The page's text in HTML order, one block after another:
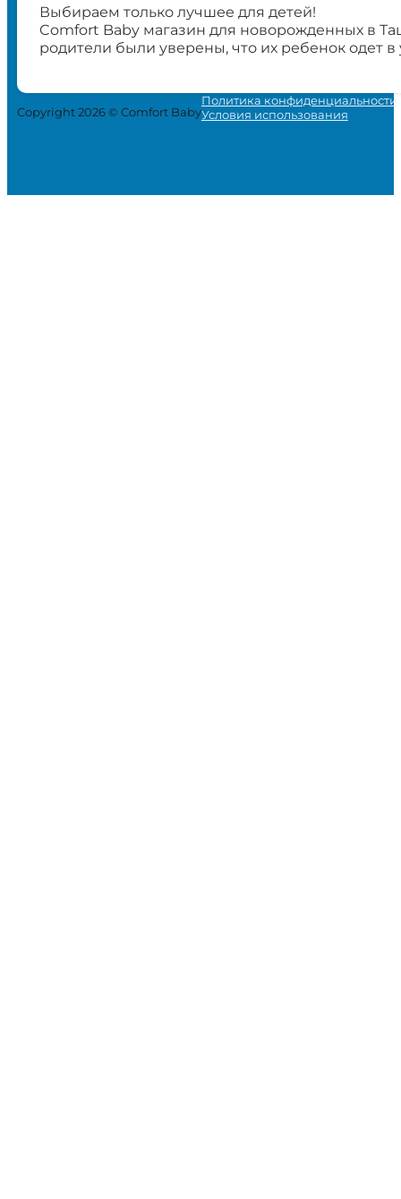
Выбираем только лучшее для детей!
Comfort Baby магазин для новорожденных в
родители были уверены, что их ребенок одет
Copyright 2026 © Comfort Baby
Политика конфиденциальности
Условия использования